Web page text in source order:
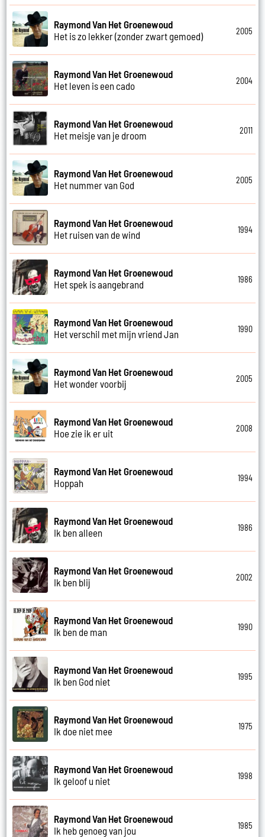
Raymond Van Het Groenewoud
Het is zo lekker (zonder zwart gemoed)
2005
Raymond Van Het Groenewoud
Het leven is een cado
2004
Raymond Van Het Groenewoud
Het meisje van je droom
2011
Raymond Van Het Groenewoud
Het nummer van God
2005
Raymond Van Het Groenewoud
Het ruisen van de wind
1994
Raymond Van Het Groenewoud
Het spek is aangebrand
1986
Raymond Van Het Groenewoud
Het verschil met mijn vriend Jan
1990
Raymond Van Het Groenewoud
Het wonder voorbij
2005
Raymond Van Het Groenewoud
Hoe zie ik er uit
2008
Raymond Van Het Groenewoud
Hoppah
1994
Raymond Van Het Groenewoud
Ik ben alleen
1986
Raymond Van Het Groenewoud
Ik ben blij
2002
Raymond Van Het Groenewoud
Ik ben de man
1990
Raymond Van Het Groenewoud
Ik ben God niet
1995
Raymond Van Het Groenewoud
Ik doe niet mee
1975
Raymond Van Het Groenewoud
Ik geloof u niet
1998
Raymond Van Het Groenewoud
Ik heb genoeg van jou
1985